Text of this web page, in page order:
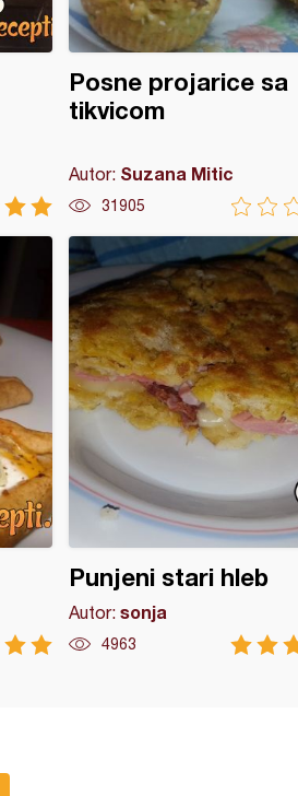
Posne projarice sa
tikvicom
Autor: Suzana Mitic
31905
Punjeni stari hleb
Autor:sonja
4963